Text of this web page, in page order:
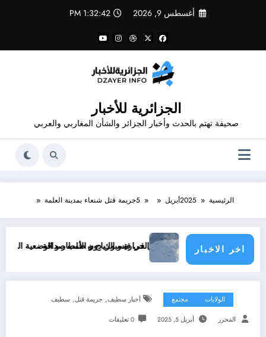
أغسطس 9, 2026 1:32:43 PM
الجزائرية للأخبار
صحيفة تهتم بالحدث وأخبار الجزائر والشأن المغاربي والعربي
الرئيسية 2025أبريل 5جريمة قتل شنعاء بمدينة العلمة
اخر الاخبارLa pire الحرارة و الرياح و الأمطار و الوضعية الجوية وحالة البحر في الولايات الجزائرية اليوم
الولايات مجتمع أخبار سطيف, جريمة قتل, سطيف
المحرر أبريل 5, 2025 0 تعليقات